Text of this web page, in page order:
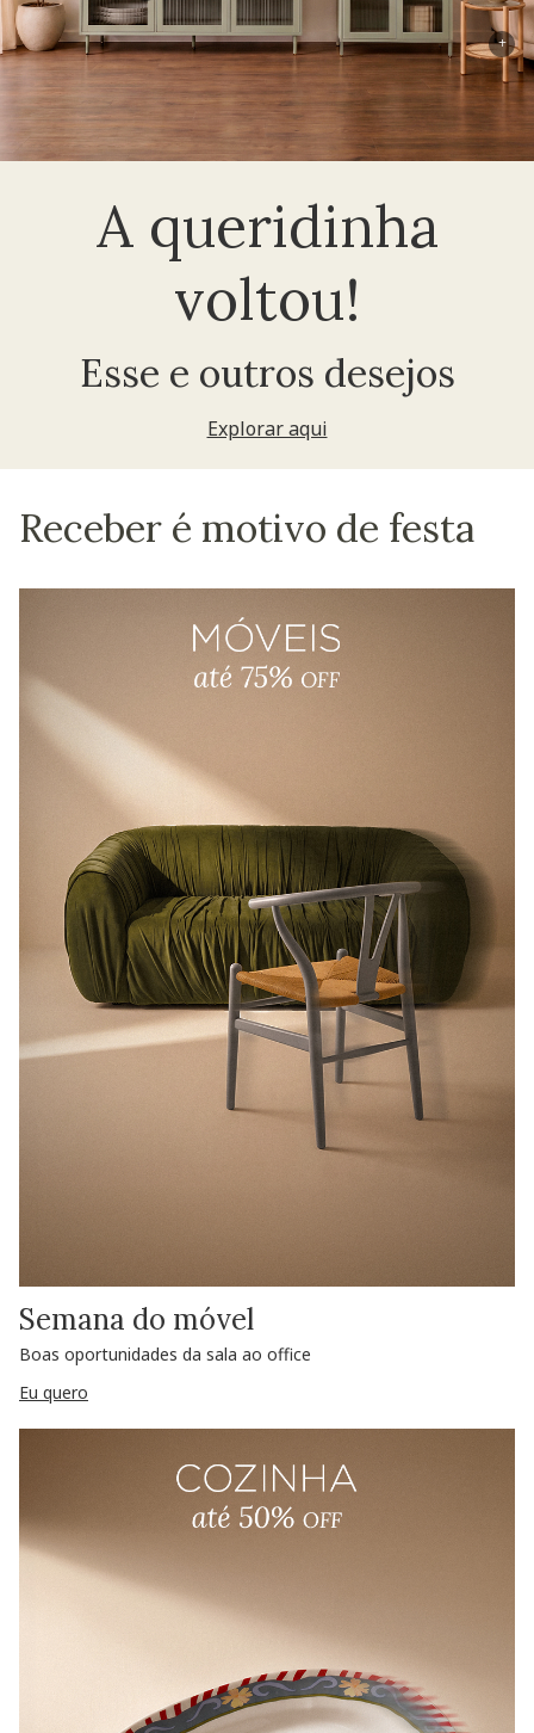
A queridinha
voltou!
Esse e outros desejos
Explorar aqui
+
Receber é motivo de festa
Semana do móvel
Boas oportunidades da sala ao office
Eu quero